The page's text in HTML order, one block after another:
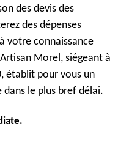
des devis des
des dépenses
votre connaissance
Morel, siégeant à
établit pour vous un
le plus bref délai.